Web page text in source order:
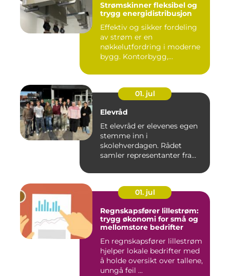
Strømskinner fleksibel og
trygg energidistribusjon
Effektiv og sikker fordeling
av strøm er en
nøkkelutfordring i moderne
bygg. Kontorbygg,
01. jul
Elevråd
Et elevråd er elevenes egen
stemme inn i
skolehverdagen. Rådet
samler representanter fra
01. jul
Regnskapsfører lillestrøm:
trygg økonomi for små og
mellomstore bedrifter
En regnskapsfører lillestrøm
hjelper lokale bedrifter med
å holde oversikt over tallene,
unngå feil ...